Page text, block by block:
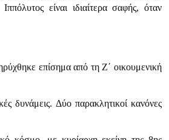
είναι ιδιαίτερα σαφής, όταν
επίσημα από τη Ζ΄ οικουμενική
δυνάμεις. Δύο παρακλητικοί κανόνες